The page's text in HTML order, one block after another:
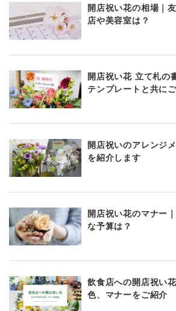
開店祝い花の相場｜
店や美容室は？
開店祝い花 立て札の
テンプレートと共に
開店祝いのアレンジ
を紹介します
開店祝い花のマナー
な予算は？
飲食店への開店祝い
色、マナーをご紹介